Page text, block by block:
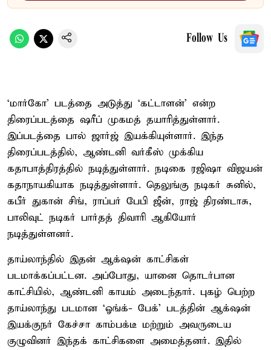
Follow Us
‘மார்கோ’ படத்தை அடுத்து ‘கட்டாளன்’ என்ற
திரைப்படத்தை ஷரீப் முகமத் தயாரித்துள்ளார்.
இப்படத்தை பால் ஜார்ஜ் இயக்கியுள்ளார். இந்த
திரைப்படத்தில், ஆண்டனி வர்கீஸ் முக்கிய
கதாபாத்திரத்தில் நடித்துள்ளார். நடிகை ரஜிஷா விஜயன்
கதாநாயகியாக நடித்துள்ளார். தெலுங்கு நடிகர் சுனில்,
கபீர் துகான் சிங், ராப்பர் பேபி ஜீன், ராஜ் திரண்டாசு,
பாலிவுட் நடிகர் பார்தத் திவாரி ஆகியோர்
நடித்துள்ளனர்.
தாய்லாந்தில் இதன் ஆக்‌ஷன் காட்சிகள்
படமாக்கப்பட்டன. அப்போது, யானை தொடர்பான
காட்சியில், ஆண்டனி காயம் அடைந்தார். புகழ் பெற்ற
தாய்லாந்து படமான ‘ஓங்க்- பேக்’ படத்தின் ஆக்‌ஷன்
இயக்குநர் கேச்சா காம்பக்டீ மற்றும் அவருடைய
குழுவினர் இந்தக் காட்சிகளை அமைத்தனர். இதில்